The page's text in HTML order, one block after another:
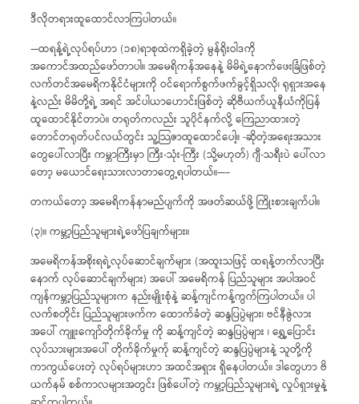
ဒီလိုတရားထူထောင်လာကြပါတယ်။
—ထရန့်ရဲ့လုပ်ရပ်ဟာ (၁၈)ရာစုထဲကရှိခဲ့တဲ့ မွန်ရိုးဝါဒကို
အကောင်အထည်ဖော်တာပါ။ အမေရိကန်အနေနဲ့ မိမိရဲ့နောက်ဖေးခြံဖြစ်တဲ့
လက်တင်အမေရိကနိုင်ငံများကို ဝင်ရောက်စွက်ဖက်ခွင့်ရှိသလို၊ ရုရှားအနေ
နဲ့လည်း မိမိတို့ရဲ့ အရင် အင်ပါယာဟောင်းဖြစ်တဲ့ ဆိုဗီယက်ယူနီယံကိုပြန်
ထူထောင်နိုင်တာပဲ။ တရုတ်ကလည်း သူပိုင်နက်လို့ ကြေညာထားတဲ့
တောင်တရုတ်ပင်လယ်တွင်း သူ့သြဇာထူထောင်ပေါ့။ -ဆိုတဲ့အရေးအသား
တွေပေါ်လာပြီး ကမ္ဘာကြီးမှာ ကြီး-သုံး-ကြီး (သို့မဟုတ်) ဂျီ-သရီးပဲ ပေါ်လာ
တော့ မယောင်ရေးသားလာတာတွေ့ရပါတယ်။—–
တကယ်တော့ အမေရိကန်နာမည်ပျက်ကို အဖတ်ဆယ်ဖို့ ကြိုးစားချက်ပါ။
(၃)။ ကမ္ဘာ့ပြည်သူများရဲ့ဖော်ပြချက်များ။
အမေရိကန်အစိုးရရဲ့လုပ်ဆောင်ချက်များ (အထူးသဖြင့် ထရန့်တက်လာပြီး
နောက် လုပ်ဆောင်ချက်များ) အပေါ် အမေရိကန် ပြည်သူများ အပါအဝင်
ကျန်ကမ္ဘာ့ပြည်သူများက နည်းမျိုးစုံနဲ့ ဆန့်ကျင်ကန့်ကွက်ကြပါတယ်။ ပါ
လက်စတိုင်း ပြည်သူများဖက်က ထောက်ခံတဲ့ ဆန္ဒပြပွဲများ၊ ဗင်နီဇွဲလား
အပေါ် ကျူးကျော်တိုက်ခိုက်မှု ကို ဆန့်ကျင်တဲ့ ဆန္ဒပြပွဲများ ၊ ရွှေ့ပြောင်း
လုပ်သားများအပေါ် တိုက်ခိုက်မှုက်ု ဆန့်ကျင်တဲ့ ဆန္ဒပြပွဲများနဲ့ သူတို့ကို
ကာကွယ်ပေးတဲ့ လုပ်ရပ်များဟာ အထင်အရှား ရှိနေပါတယ်။ ဒါတွေဟာ ဗိ
ယက်နမ် စစ်ကာလများအတွင်း ဖြစ်ပေါ်တဲ့ ကမ္ဘာ့ပြည်သူများရဲ့ လှုပ်ရှားမှုနဲ့